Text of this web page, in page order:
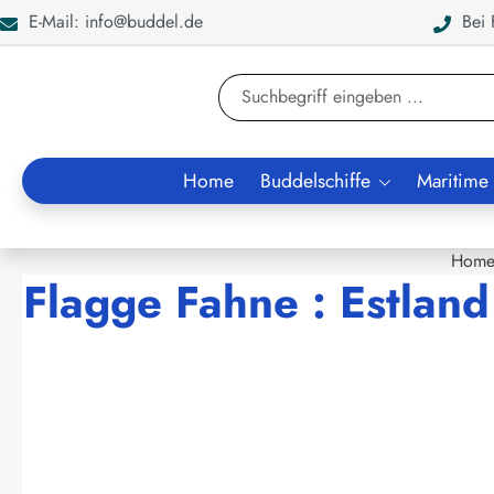
Zur Suche springen
E-Mail: info@buddel.de Bei
Home Buddelschiffe
Home
Flagge Fahne :